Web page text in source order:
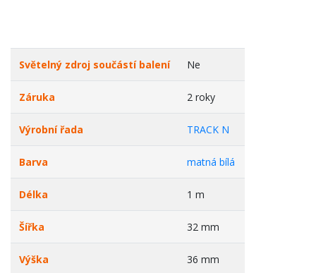
Světelný zdroj součástí balení Ne
Záruka 2 roky
Výrobní řada TRACK N
Barva matná bílá
Délka 1 m
Šířka 32 mm
Výška 36 mm